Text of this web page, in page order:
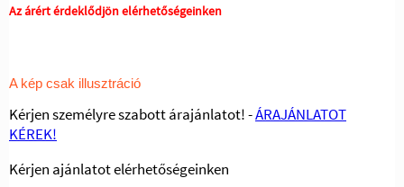
Az árért érdeklődjön elérhetőségeinken
A kép csak illusztráció
Kérjen személyre szabott árajánlatot! -ÁRAJÁNLATOT
KÉREK!
Kérjen ajánlatot elérhetőségeinken